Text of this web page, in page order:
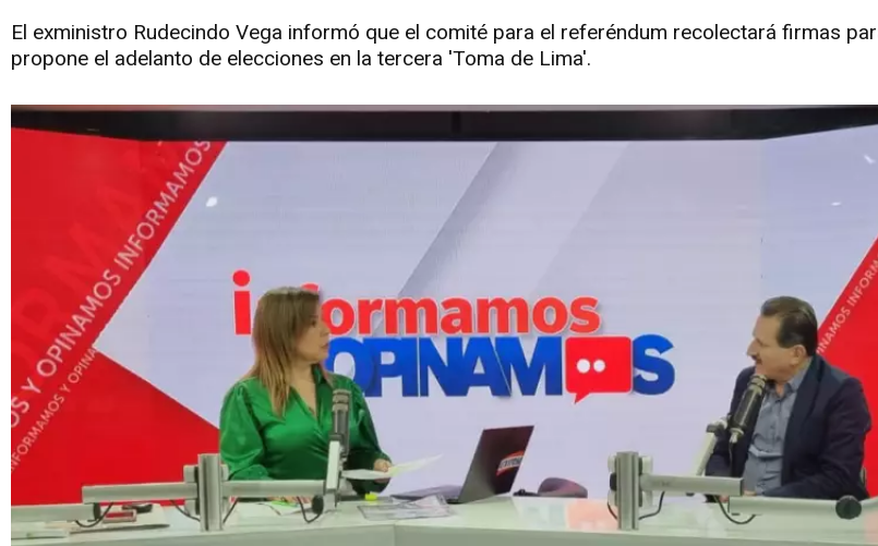
El exministro Rudecindo Vega informó que el comité para el referéndum recolectará firmas
propone el adelanto de elecciones en la tercera 'Toma de Lima'.